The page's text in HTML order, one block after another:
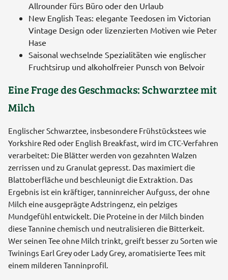
Allrounder fürs Büro oder den Urlaub
New English Teas: elegante Teedosen im Victorian
Vintage Design oder lizenzierten Motiven wie Peter
Hase
Saisonal wechselnde Spezialitäten wie englischer
Fruchtsirup und alkoholfreier Punsch von Belvoir
Eine Frage des Geschmacks: Schwarztee mit
Milch
Englischer Schwarztee, insbesondere Frühstückstees wie
Yorkshire Red oder English Breakfast, wird im CTC-Verfahren
verarbeitet: Die Blätter werden von gezahnten Walzen
zerrissen und zu Granulat gepresst. Das maximiert die
Blattoberfläche und beschleunigt die Extraktion. Das
Ergebnis ist ein kräftiger, tanninreicher Aufguss, der ohne
Milch eine ausgeprägte Adstringenz, ein pelziges
Mundgefühl entwickelt. Die Proteine in der Milch binden
diese Tannine chemisch und neutralisieren die Bitterkeit.
Wer seinen Tee ohne Milch trinkt, greift besser zu Sorten wie
Twinings Earl Grey oder Lady Grey, aromatisierte Tees mit
einem milderen Tanninprofil.